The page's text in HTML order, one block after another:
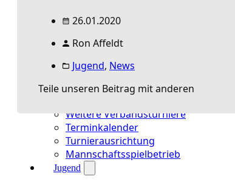
Aktuelles Spielbetrieb
BEM & Qualis
LRL & Qualis
TTT – Tischtennisturnier der Tausende
Weitere Verbandsturniere
Terminkalender
Turnierausrichtung
Mannschaftsspielbetrieb
Jugend
26.01.2020
Ron Affeldt
Jugend, News
Teile unseren Beitrag mit anderen